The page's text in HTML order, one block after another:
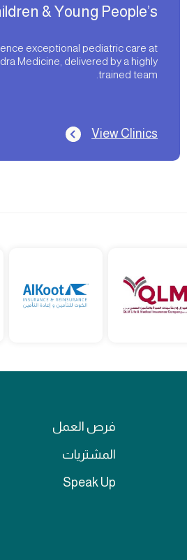
& Young People’s
exceptional pediatric care at
Medicine, delivered by a highly
trained team.
View Clinics
فرص العمل
المشتريات
Speak Up